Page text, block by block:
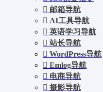
邮箱导航
AI工具导航
英语学习导航
站长导航
WordPress导航
Emlog导航
电商导航
摄影导航